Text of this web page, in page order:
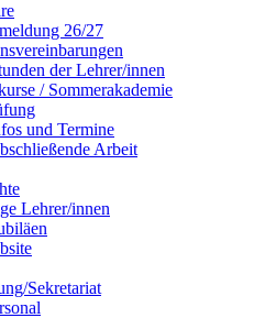
26/27
der Lehrer/innen
/ Sommerakademie
und Termine
Arbeit
Lehrer/innen
Sekretariat